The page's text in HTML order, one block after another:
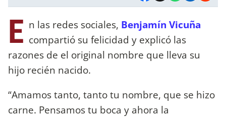
E n las redes sociales, Benjamín Vicuña
compartió su felicidad y explicó las
razones de el original nombre que lleva su
hijo recién nacido.
“Amamos tanto, tanto tu nombre, que se hizo
carne. Pensamos tu boca y ahora la